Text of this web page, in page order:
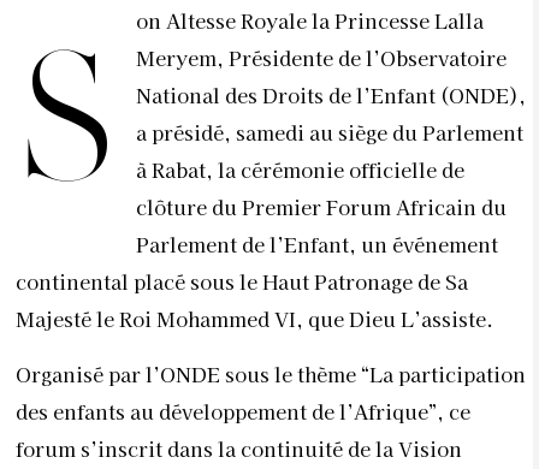
S
on Altesse Royale la Princesse Lalla
Meryem, Présidente de l’Observatoire
National des Droits de l’Enfant (ONDE),
a présidé, samedi au siège du Parlement
à Rabat, la cérémonie officielle de
clôture du Premier Forum Africain du
Parlement de l’Enfant, un événement
continental placé sous le Haut Patronage de Sa
Majesté le Roi Mohammed VI, que Dieu L’assiste.
Organisé par l’ONDE sous le thème “La participation
des enfants au développement de l’Afrique”, ce
forum s’inscrit dans la continuité de la Vision